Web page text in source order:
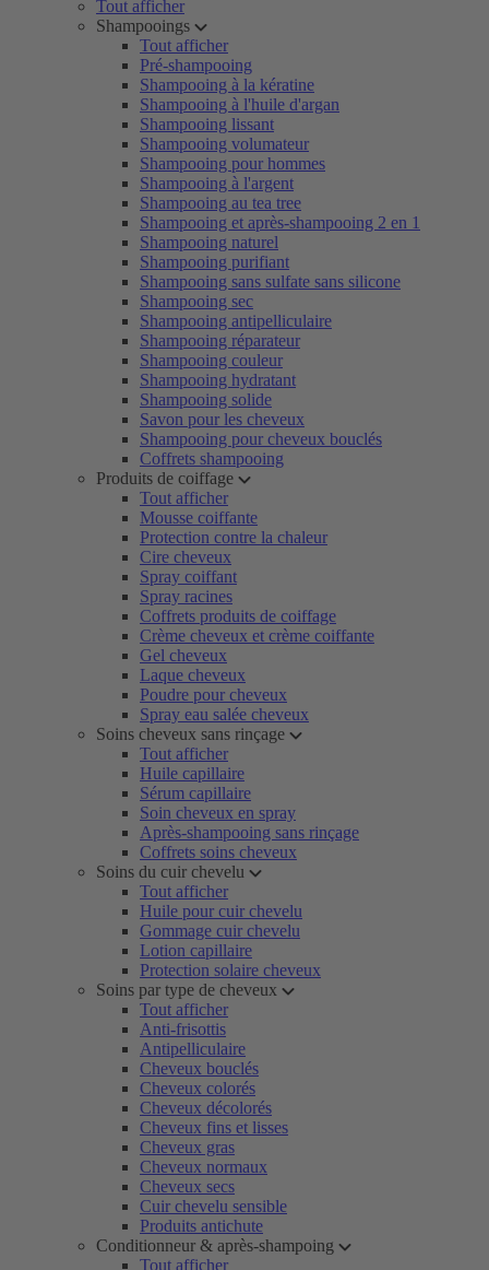
Tout afficher
Shampooings
Tout afficher
Pré-shampooing
Shampooing à la kératine
Shampooing à l'huile d'argan
Shampooing lissant
Shampooing volumateur
Shampooing pour hommes
Shampooing à l'argent
Shampooing au tea tree
Shampooing et après-shampooing 2 en 1
Shampooing naturel
Shampooing purifiant
Shampooing sans sulfate sans silicone
Shampooing sec
Shampooing antipelliculaire
Shampooing réparateur
Shampooing couleur
Shampooing hydratant
Shampooing solide
Savon pour les cheveux
Shampooing pour cheveux bouclés
Coffrets shampooing
Produits de coiffage
Tout afficher
Mousse coiffante
Protection contre la chaleur
Cire cheveux
Spray coiffant
Spray racines
Coffrets produits de coiffage
Crème cheveux et crème coiffante
Gel cheveux
Laque cheveux
Poudre pour cheveux
Spray eau salée cheveux
Soins cheveux sans rinçage
Tout afficher
Huile capillaire
Sérum capillaire
Soin cheveux en spray
Après-shampooing sans rinçage
Coffrets soins cheveux
Soins du cuir chevelu
Tout afficher
Huile pour cuir chevelu
Gommage cuir chevelu
Lotion capillaire
Protection solaire cheveux
Soins par type de cheveux
Tout afficher
Anti-frisottis
Antipelliculaire
Cheveux bouclés
Cheveux colorés
Cheveux décolorés
Cheveux fins et lisses
Cheveux gras
Cheveux normaux
Cheveux secs
Cuir chevelu sensible
Produits antichute
Conditionneur & après-shampoing
Tout afficher